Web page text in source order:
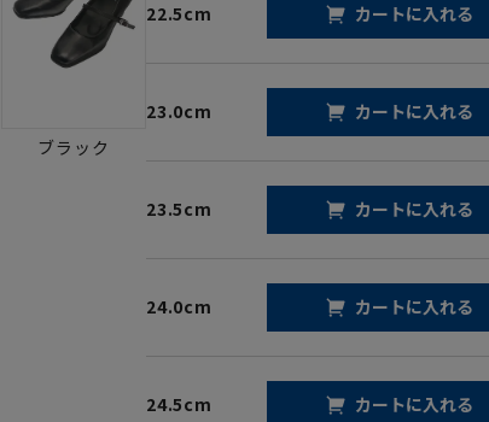
ブラック
22.5cm カートに入れる
23.0cm カートに入れる
23.5cm カートに入れる
24.0cm カートに入れる
24.5cm カートに入れる